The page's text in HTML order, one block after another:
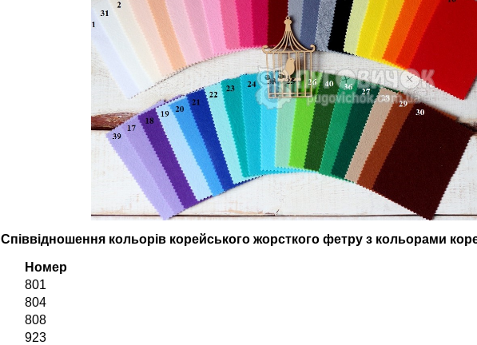
Співвідношення кольорів корейського жорсткого фетру з кольорами
Номер
801
804
808
923